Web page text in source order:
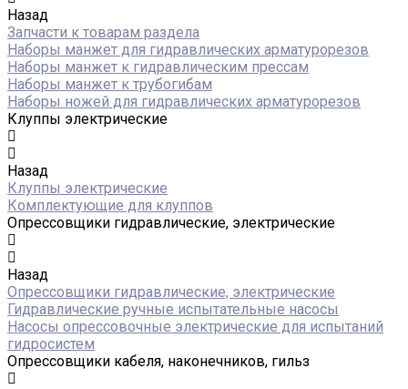
Назад
Запчасти к товарам раздела
Наборы манжет для гидравлических арматурорезов
Наборы манжет к гидравлическим прессам
Наборы манжет к трубогибам
Наборы ножей для гидравлических арматурорезов
Клуппы электрические
Назад
Клуппы электрические
Комплектующие для клуппов
Опрессовщики гидравлические, электрические
Назад
Опрессовщики гидравлические, электрические
Гидравлические ручные испытательные насосы
Насосы опрессовочные электрические для испытаний
гидросистем
Опрессовщики кабеля, наконечников, гильз